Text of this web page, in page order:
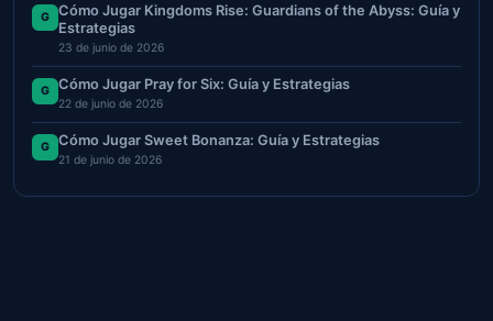
G
Cómo Jugar Kingdoms Rise: Guardians of the Abyss: Guía y
Estrategias
23 de junio de 2026
G Cómo Jugar Pray for Six: Guía y Estrategias
22 de junio de 2026
G Cómo Jugar Sweet Bonanza: Guía y Estrategias
21 de junio de 2026